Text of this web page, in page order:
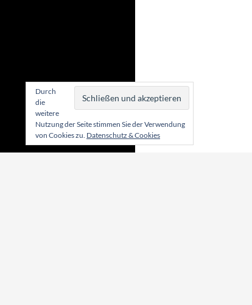
Durch
die
weitere
Nutzung der Seite stimmen Sie der Verwendung
von Cookies zu. Datenschutz & Cookies